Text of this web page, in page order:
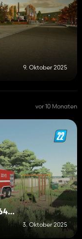
9. Oktober 2025
vor 10 Monaten
MAN TGA 26.430 GCBA 6,5+4/64 JRG 2 Kraków
3. Oktober 2025